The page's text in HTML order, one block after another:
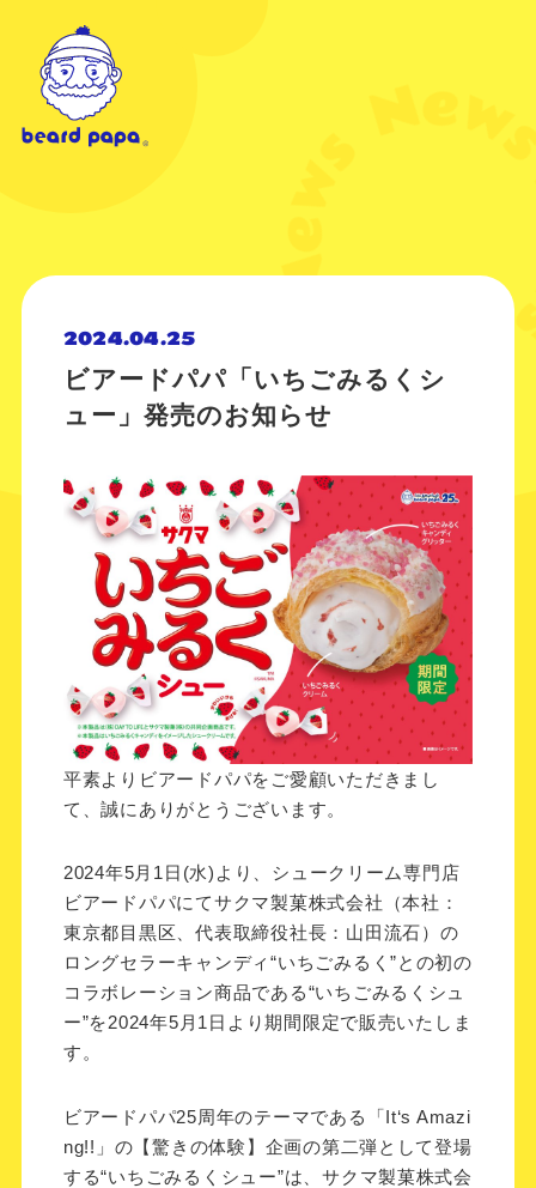
2024.04.25
ビアードパパ「いちごみるくシ
ュー」発売のお知らせ
平素よりビアードパパをご愛顧いただきまし
て、誠にありがとうございます。
2024年5月1日(水)より、シュークリーム専門店
ビアードパパにてサクマ製菓株式会社（本社：
東京都目黒区、代表取締役社長：山田流石）の
ロングセラーキャンディ“いちごみるく”との初の
コラボレーション商品である“いちごみるくシュ
ー”を2024年5月1日より期間限定で販売いたしま
す。
ビアードパパ25周年のテーマである「It‘s Amazi
ng!!」の【驚きの体験】企画の第二弾として登場
する“いちごみるくシュー”は、サクマ製菓株式会